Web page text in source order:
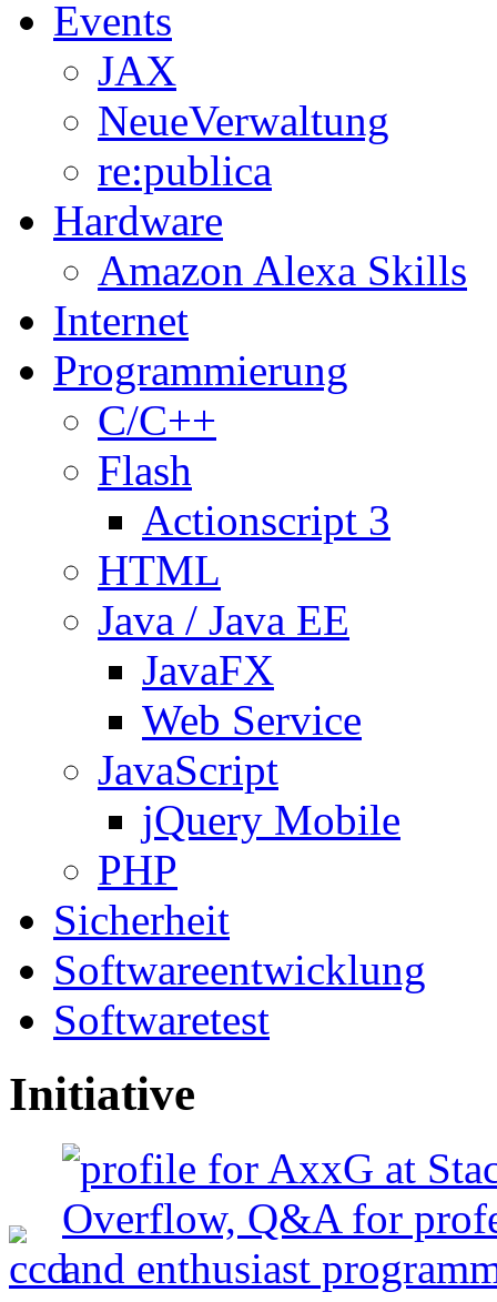
Events
JAX
NeueVerwaltung
re:publica
Hardware
Amazon Alexa Skills
Internet
Programmierung
C/C++
Flash
Actionscript 3
HTML
Java / Java EE
JavaFX
Web Service
JavaScript
jQuery Mobile
PHP
Sicherheit
Softwareentwicklung
Softwaretest
Initiative